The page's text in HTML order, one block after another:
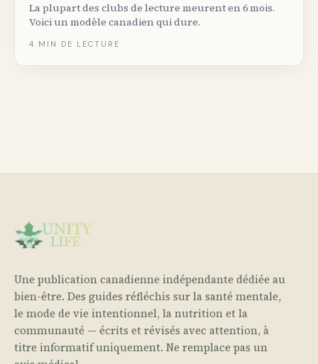
La plupart des clubs de lecture meurent en 6 mois.
Voici un modèle canadien qui dure.
4 MIN DE LECTURE
Une publication canadienne indépendante dédiée au
bien-être. Des guides réfléchis sur la santé mentale,
le mode de vie intentionnel, la nutrition et la
communauté — écrits et révisés avec attention, à
titre informatif uniquement. Ne remplace pas un